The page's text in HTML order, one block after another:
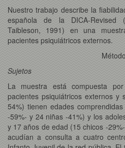
Nuestro trabajo describe la
española de la DICA-Revised
Taibleson, 1991) en una
pacientes psiquiátricos externos.
Método
Sujetos
La muestra está compuesta
pacientes psiquiátricos externos y
54%) tienen edades
-59%- y 24 niñas -41%) y los
y 17 años de edad (15 chicos -
acudían a consulta a cuatro